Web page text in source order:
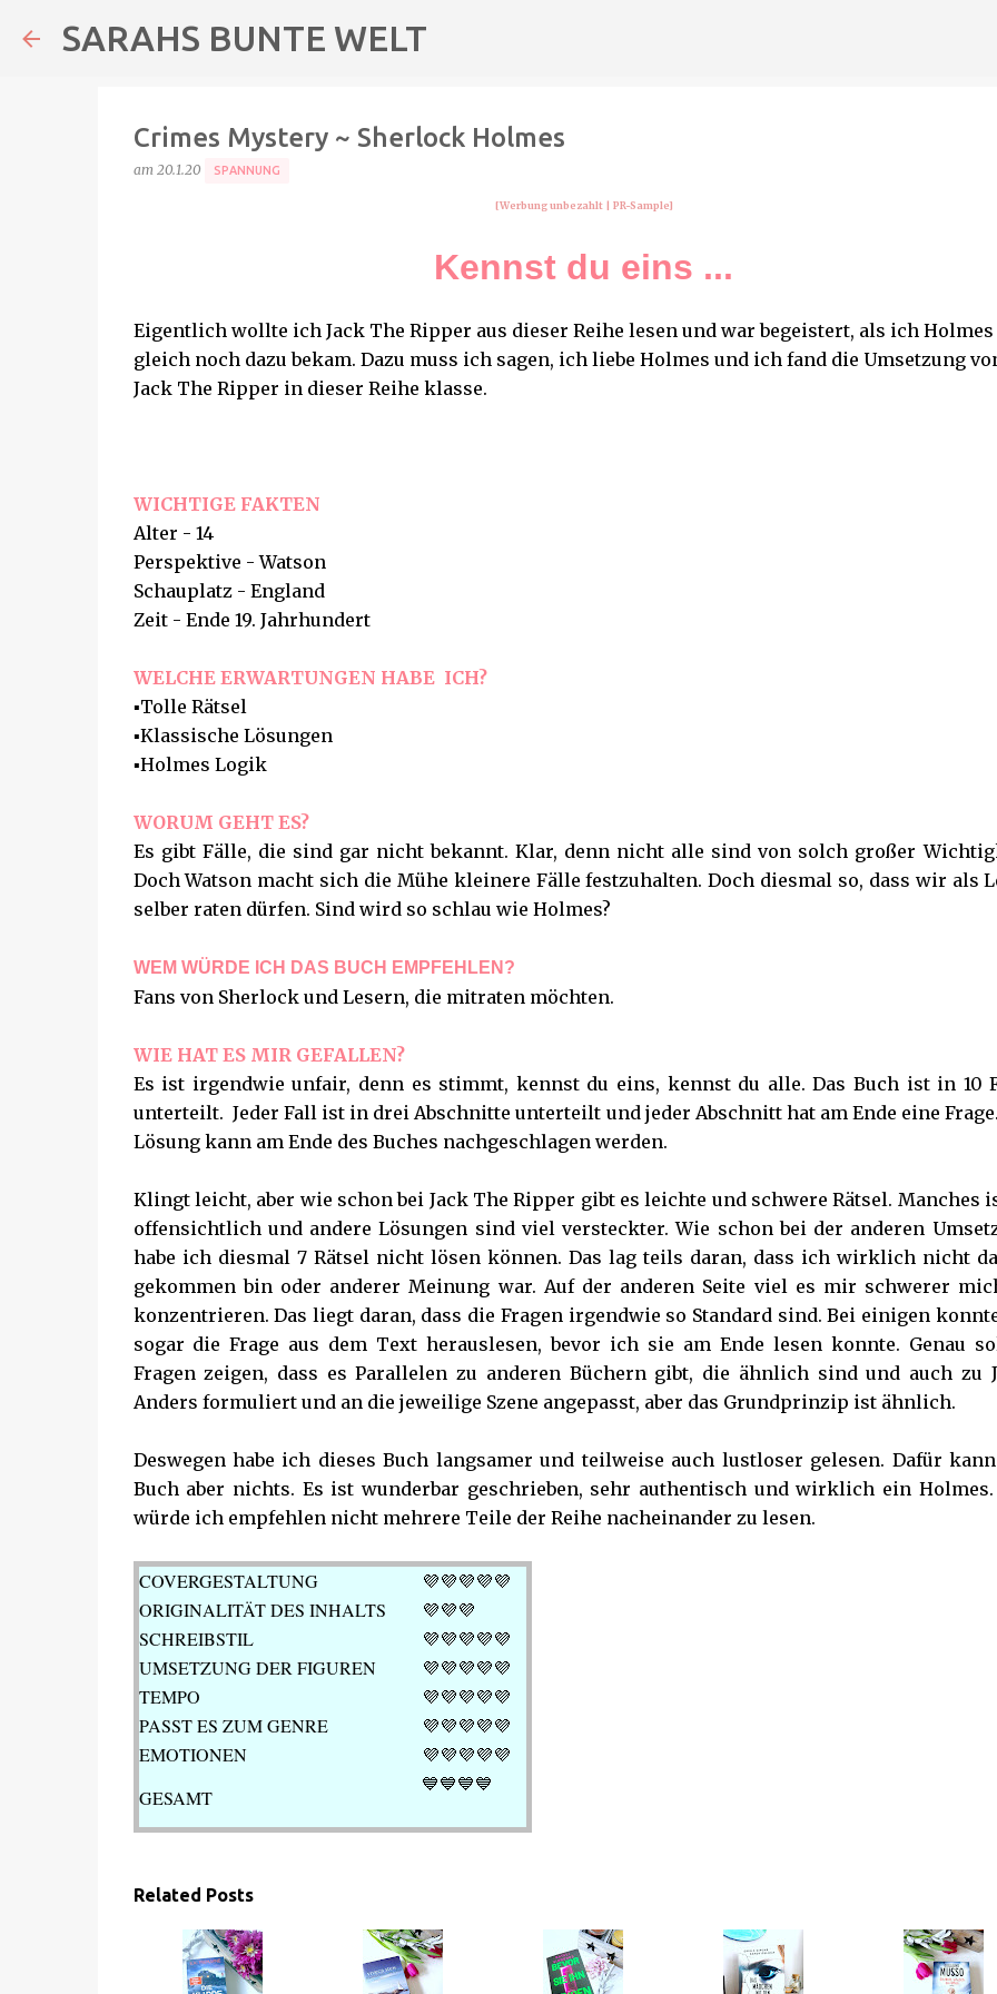
SARAHS BUNTE WELT
Crimes Mystery ~ Sherlock Holmes
am 20.1.20 SPANNUNG
[Werbung unbezahlt | PR-Sample]
Kennst du eins ...
Eigentlich wollte ich Jack The Ripper aus dieser Reihe lesen und war begeistert, als ich Holmes
gleich noch dazu bekam. Dazu muss ich sagen, ich liebe Holmes und ich fand die Umsetzung
Jack The Ripper in dieser Reihe klasse.
WICHTIGE FAKTEN
Alter - 14
Perspektive - Watson
Schauplatz - England
Zeit - Ende 19. Jahrhundert
WELCHE ERWARTUNGEN HABE ICH?
▪️Tolle Rätsel
▪️Klassische Lösungen
▪️Holmes Logik
WORUM GEHT ES?
Es gibt Fälle, die sind gar nicht bekannt. Klar, denn nicht alle sind von solch großer
Doch Watson macht sich die Mühe kleinere Fälle festzuhalten. Doch diesmal so, dass wir als
selber raten dürfen. Sind wird so schlau wie Holmes?
WEM WÜRDE ICH DAS BUCH EMPFEHLEN?
Fans von Sherlock und Lesern, die mitraten möchten.
WIE HAT ES MIR GEFALLEN?
Es ist irgendwie unfair, denn es stimmt, kennst du eins, kennst du alle. Das Buch ist in 10
unterteilt. Jeder Fall ist in drei Abschnitte unterteilt und jeder Abschnitt hat am Ende eine
Lösung kann am Ende des Buches nachgeschlagen werden.
Klingt leicht, aber wie schon bei Jack The Ripper gibt es leichte und schwere Rätsel. Manches
offensichtlich und andere Lösungen sind viel versteckter. Wie schon bei der anderen
habe ich diesmal 7 Rätsel nicht lösen können. Das lag teils daran, dass ich wirklich nicht
gekommen bin oder anderer Meinung war. Auf der anderen Seite viel es mir schwerer
konzentrieren. Das liegt daran, dass die Fragen irgendwie so Standard sind. Bei einigen
sogar die Frage aus dem Text herauslesen, bevor ich sie am Ende lesen konnte. Genau
Fragen zeigen, dass es Parallelen zu anderen Büchern gibt, die ähnlich sind und auch zu
Anders formuliert und an die jeweilige Szene angepasst, aber das Grundprinzip ist ähnlich.
Deswegen habe ich dieses Buch langsamer und teilweise auch lustloser gelesen. Dafür
Buch aber nichts. Es ist wunderbar geschrieben, sehr authentisch und wirklich ein
würde ich empfehlen nicht mehrere Teile der Reihe nacheinander zu lesen.
COVERGESTALTUNG 💜💜💜💜💜
ORIGINALITÄT DES INHALTS
💜💜💜
SCHREIBSTIL
💜💜💜💜💜
UMSETZUNG DER FIGUREN
💜💜💜💜💜
TEMPO
💜💜💜💜💜
PASST ES ZUM GENRE
💜💜💜💜💜
EMOTIONEN
💜💜💜💜💜
GESAMT
💙💙💙💙
Related Posts